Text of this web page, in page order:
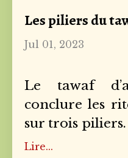
Les piliers du
Jul 01, 2023
Le tawaf
conclure les
sur trois
Lire...